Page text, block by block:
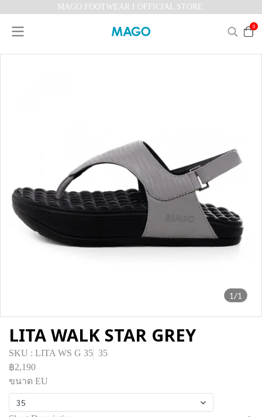
MAGO FOOTWEAR I OFFICIAL STORE
0
1/1
LITA WALK STAR GREY
SKU : LITA WS G 35 35
฿2,190
ขนาด EU
35